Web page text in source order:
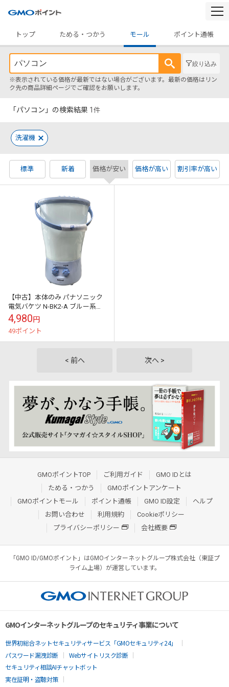
トップ
ためる・つかう モール ポイント通帳
絞り込み
※表示されている価格が最新ではない場合がございます。最新の価格はリン
ク先の商品詳細ページでご確認をお願いします。
「パソコン」の検索結果 1 件
洗濯機
標準 新着 価格が安い 価格が高い 割引率が高い
【中古】本体のみ パナソニック
電気バケツ N-BK2-A ブルー系
2001年製
4,980円
49ポイント
< 前へ 次へ >
GMOポイントTOP ご利用ガイド
GMO IDとは
ためる・つかう
GMOポイントアンケート
GMOポイントモール
ポイント通帳 GMO ID設定
ヘルプ
お問い合わせ
利用規約
Cookieポリシー
プライバシーポリシー
会社概要
「GMO ID/GMOポイント」はGMOインターネットグループ株式会社（東証プ
ライム上場）が運営しています。
GMOインターネットグループのセキュリティ事業について
世界初総合ネットセキュリティサービス「GMOセキュリティ24」
パスワード漏洩診断
Webサイトリスク診断
セキュリティ相談AIチャットボット
実在証明・盗聴対策